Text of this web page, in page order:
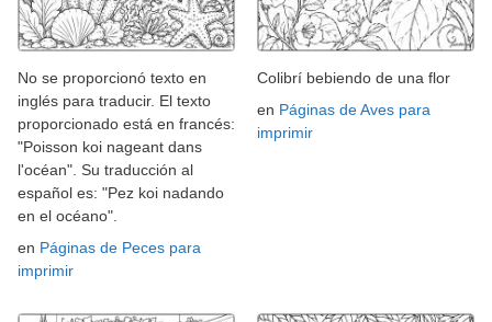
No se proporcionó texto en
inglés para traducir. El texto
proporcionado está en francés:
"Poisson koi nageant dans
l'océan". Su traducción al
español es: "Pez koi nadando
en el océano".
en Páginas de Peces para
imprimir
Colibrí bebiendo de una flor
en Páginas de Aves para
imprimir